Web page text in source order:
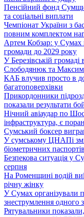
Пенсійний фонд
та соціальні виплати
Чемпіонат України з
повним комплектом
Артем Кобзар: у Сумах
громади до 2029 року
У Березівській
Слободянюк та
КАБ влучив просто в
багатоповерхівки
Прикордонники
показали результати
Нічний авіаудар по
інфраструктура, є
Сумський боксер
У сумському ЦНАПі
біометричних паспортів
Безпекова ситуація у
серпня
На Роменщині водій
річну жінку
У Сумах організували
знеструмлення одного
Рятувальники